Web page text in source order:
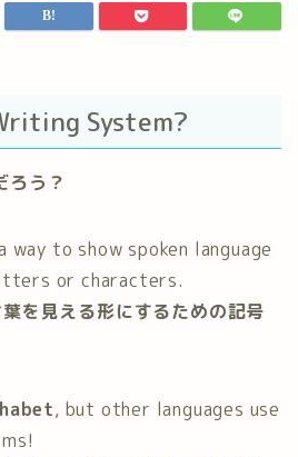
System?
ろう？
to show spoken language
or characters.
を見える形にするための記号
, but other languages use